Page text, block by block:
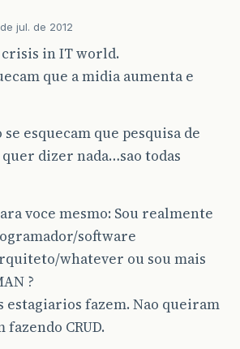
jul. de 2012
in IT world.
que a midia aumenta e
se esquecam que pesquisa de
dizer nada…sao todas
voce mesmo: Sou realmente
software
whatever ou sou mais
?
estagiarios fazem. Nao queiram
fazendo CRUD.